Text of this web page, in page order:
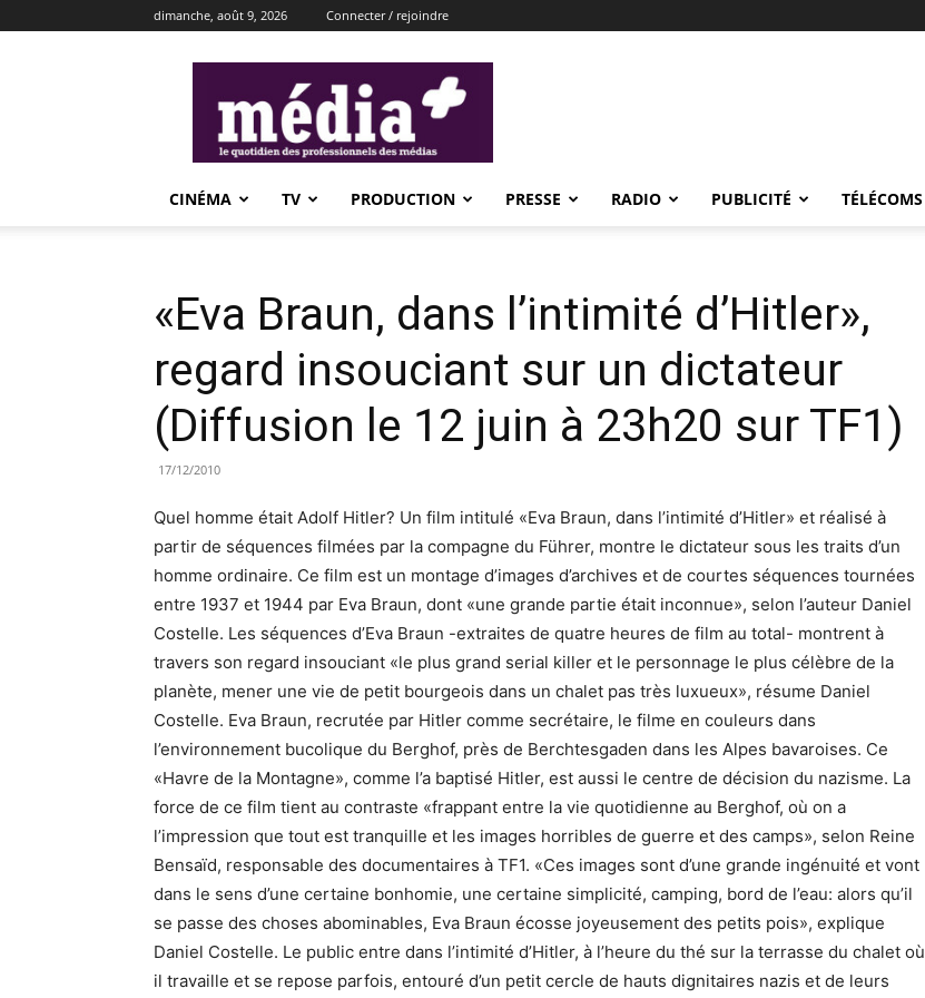
dimanche, août 9, 2026 Connecter / rejoindre
CINÉMA TV PRODUCTION PRESSE RADIO PUBLICITÉ TÉLÉCOMS
«Eva Braun, dans l’intimité d’Hitler»,
regard insouciant sur un dictateur
(Diffusion le 12 juin à 23h20 sur TF1)
17/12/2010
Quel homme était Adolf Hitler? Un film intitulé «Eva Braun, dans l’intimité d’Hitler» et réalisé à
partir de séquences filmées par la compagne du Führer, montre le dictateur sous les traits d’un
homme ordinaire. Ce film est un montage d’images d’archives et de courtes séquences tournées
entre 1937 et 1944 par Eva Braun, dont «une grande partie était inconnue», selon l’auteur Daniel
Costelle. Les séquences d’Eva Braun -extraites de quatre heures de film au total- montrent à
travers son regard insouciant «le plus grand serial killer et le personnage le plus célèbre de la
planète, mener une vie de petit bourgeois dans un chalet pas très luxueux», résume Daniel
Costelle. Eva Braun, recrutée par Hitler comme secrétaire, le filme en couleurs dans
l’environnement bucolique du Berghof, près de Berchtesgaden dans les Alpes bavaroises. Ce
«Havre de la Montagne», comme l’a baptisé Hitler, est aussi le centre de décision du nazisme. La
force de ce film tient au contraste «frappant entre la vie quotidienne au Berghof, où on a
l’impression que tout est tranquille et les images horribles de guerre et des camps», selon Reine
Bensaïd, responsable des documentaires à TF1. «Ces images sont d’une grande ingénuité et vont
dans le sens d’une certaine bonhomie, une certaine simplicité, camping, bord de l’eau: alors qu’il
se passe des choses abominables, Eva Braun écosse joyeusement des petits pois», explique
Daniel Costelle. Le public entre dans l’intimité d’Hitler, à l’heure du thé sur la terrasse du chalet où
il travaille et se repose parfois, entouré d’un petit cercle de hauts dignitaires nazis et de leurs